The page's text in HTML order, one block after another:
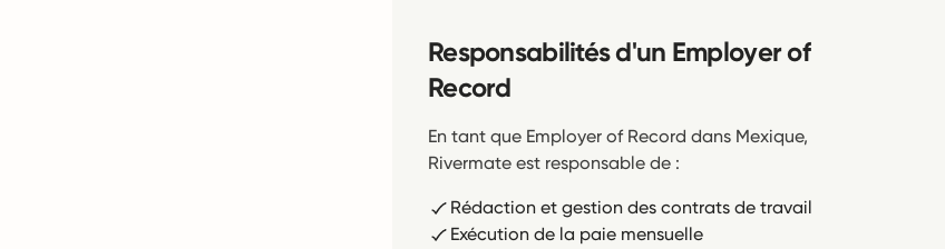
Responsabilités d'un Employer of
Record
En tant que Employer of Record dans Mexique,
Rivermate est responsable de :
Rédaction et gestion des contrats de travail
Exécution de la paie mensuelle